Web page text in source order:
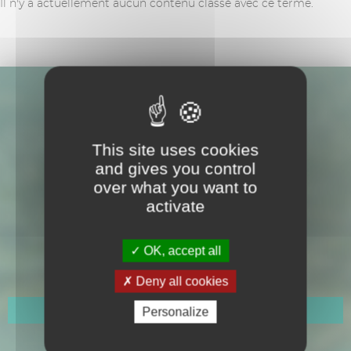
Il n'y a actuellement aucun contenu classé avec ce terme.
109 Avenue Gabriel Péri
CS 50150
Cavalaire-sur-Mer
Horaires
This site uses cookies
and gives you control
over what you want to
activate
OK, accept all
Deny all cookies
Personalize